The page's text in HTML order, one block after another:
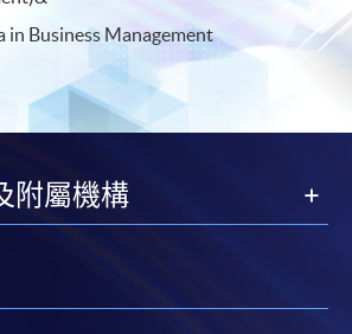
in Business Management
附屬機構